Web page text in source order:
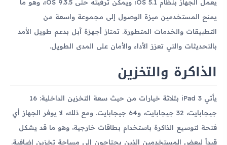
يعمل الجهاز بنظام iOS 5.1 ويمكن ترقيته حتى iOS 9.3.5، وهو ما
يمنح المستخدمين ميزة الوصول إلى مجموعة واسعة من
التطبيقات والخدمات المتطورة. تمتاز أجهزة آبل بدعم طويل الأمد
بالتحديثات والتي تعزز الأداء والأمان على المدى الطويل.
الذاكرة والتخزين
يأتي iPad 3 بثلاثة خيارات من حيث سعة التخزين الداخلية: 16
جيجابايت، 32 جيجابايت، و64 جيجابايت. ومع ذلك، لا يوفر الجهاز أي
فتحة لتوسيع الذاكرة باستخدام بطاقات خارجية، وهو ما قد يشكل
قيداً لبعض المستخدمين الذين يحتاجون إلى مساحة تخزين إضافية.